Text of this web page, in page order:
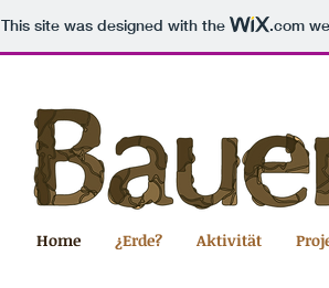
This site was designed with the .com
Home ¿Erde? Aktivität